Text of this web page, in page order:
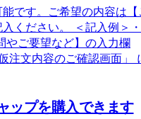
です。ご希望の内容は【
ください。 ＜記入例＞・
ご要望など】の入力欄
注文内容のご確認画面」
ップを購入できます